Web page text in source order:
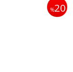
%20